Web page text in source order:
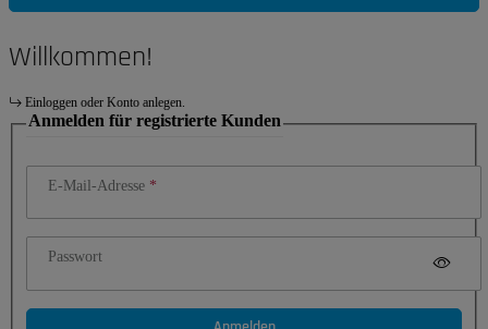
Willkommen!
Einloggen oder Konto anlegen.
Anmelden für registrierte Kunden
E-Mail-Adresse
Passwort